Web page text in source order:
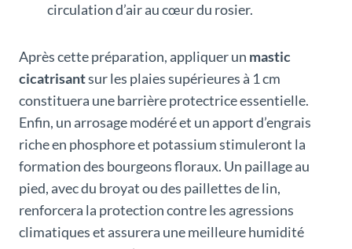
circulation d’air au cœur du rosier.
Après cette préparation, appliquer un mastic
cicatrisantsur les plaies supérieures à 1 cm
constituera une barrière protectrice essentielle.
Enfin, un arrosage modéré et un apport d’engrais
riche en phosphore et potassium stimuleront la
formation des bourgeons floraux. Un paillage au
pied, avec du broyat ou des paillettes de lin,
renforcera la protection contre les agressions
climatiques et assurera une meilleure humidité